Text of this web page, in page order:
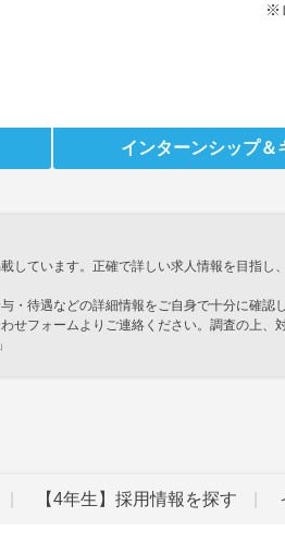
※
インターンシップ＆
しています。正確で詳しい求人情報を目指
・待遇などの詳細情報をご自身で十分に確認
せフォームよりご連絡ください。調査の上、
」
【4年生】採用情報を探す